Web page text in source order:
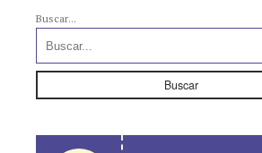
Buscar
Buscar...